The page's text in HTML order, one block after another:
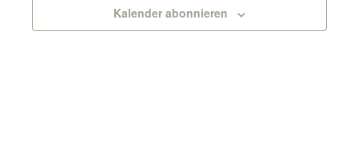
Kalender abonnieren